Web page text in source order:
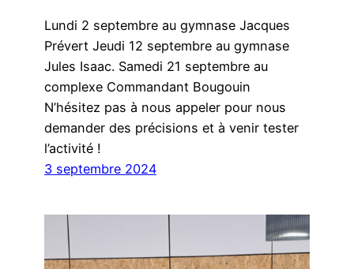
Lundi 2 septembre au gymnase Jacques
Prévert Jeudi 12 septembre au gymnase
Jules Isaac. Samedi 21 septembre au
complexe Commandant Bougouin
N’hésitez pas à nous appeler pour nous
demander des précisions et à venir tester
l’activité !
3 septembre 2024